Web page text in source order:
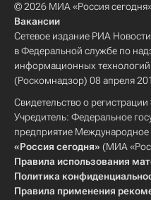
© 2026 МИА «Россия
Вакансии
Сетевое издание РИА
в Федеральной службе по
информационных
(Роскомнадзор) 08 апреля
Свидетельство о
Учредитель: Федеральное
предприятие
«Россия сегодня» (МИА
Правила использования
Политика
Правила применения